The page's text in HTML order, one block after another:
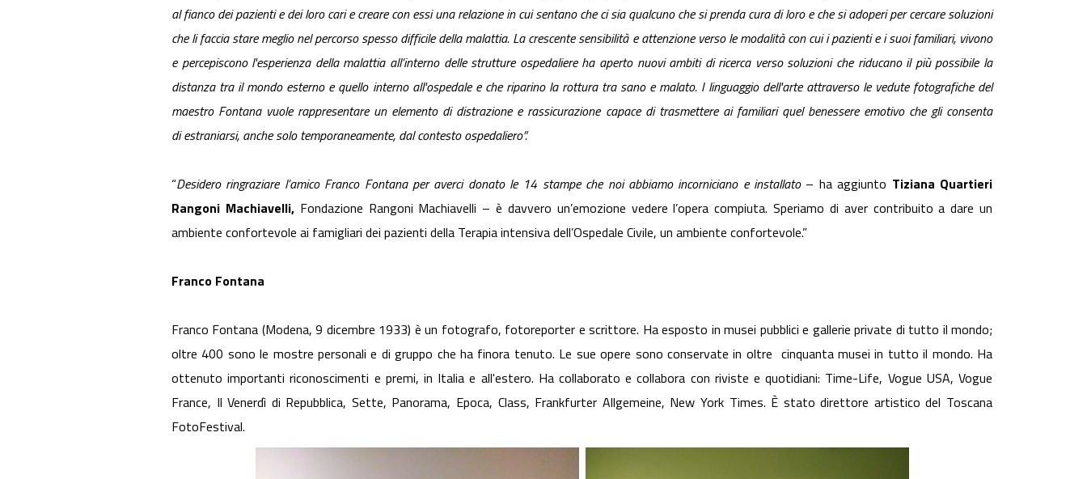
al fianco dei pazienti e dei loro cari e creare con essi una relazione in cui sentano che ci sia qualcuno che si prenda cura di loro e che si adoperi per cercare soluzioni
che li faccia stare meglio nel percorso spesso difficile della malattia. La crescente sensibilità e attenzione verso le modalità con cui i pazienti e i suoi familiari, vivono
e percepiscono l'esperienza della malattia all’interno delle strutture ospedaliere ha aperto nuovi ambiti di ricerca verso soluzioni che riducano il più possibile la
distanza tra il mondo esterno e quello interno all'ospedale e che riparino la rottura tra sano e malato. l linguaggio dell'arte attraverso le vedute fotografiche del
maestro Fontana vuole rappresentare un elemento di distrazione e rassicurazione capace di trasmettere ai familiari quel benessere emotivo che gli consenta
diestraniarsi, anche solo temporaneamente, dal contesto ospedaliero”.
“Desidero ringraziare l’amico Franco Fontana per averci donato le 14 stampe che noi abbiamo incorniciano e installato– ha aggiunto Tiziana Quartieri
Rangoni Machiavelli,Fondazione Rangoni Machiavelli – è davvero un’emozione vedere l’opera compiuta. Speriamo di aver contribuito a dare un
ambiente confortevole ai famigliari dei pazienti della Terapia intensiva dell’Ospedale Civile, un ambiente confortevole.”
Franco Fontana
Franco Fontana (Modena, 9 dicembre 1933) è un fotografo, fotoreporter e scrittore. Ha esposto in musei pubblici e gallerie private di tutto il mondo;
oltre 400 sono le mostre personali e di gruppo che ha finora tenuto. Le sue opere sono conservate in oltre cinquanta musei in tutto il mondo. Ha
ottenuto importanti riconoscimenti e premi, in Italia e all'estero. Ha collaborato e collabora con riviste e quotidiani: Time-Life, Vogue USA, Vogue
France, Il Venerdì di Repubblica, Sette, Panorama, Epoca, Class, Frankfurter Allgemeine, New York Times. È stato direttore artistico del Toscana
FotoFestival.